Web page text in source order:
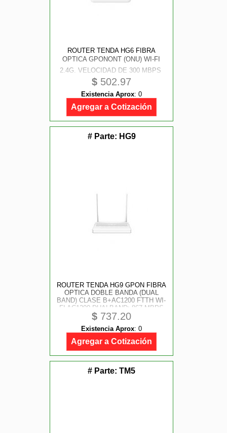
ROUTER TENDA HG6 FIBRA
OPTICA GPONONT (ONU) WI-FI
2.4G, VELOCIDAD DE 300 MBPS 
2* ANTENAS DE ALTA GANANCIA
3*FE ALTA COMPATIBILIDAD CON
OLT GESTION REMOTA OMCI
$ 502.97
Existencia Aprox: 0
Agregar a Cotización
# Parte: HG9
ROUTER TENDA HG9 GPON FIBRA
OPTICA DOBLE BANDA (DUAL
BAND) CLASE B+AC1200 FTTH WI-
FI AC1200 DUALBAND: 867 MBPS
A 5 GHZ Y 300 MBPS A 2, 4 GHZ AL
MISMO TIEMPO . 4 PUERTOS
GIGABIT ETHERNET
$ 737.20
Existencia Aprox: 0
Agregar a Cotización
# Parte: TM5